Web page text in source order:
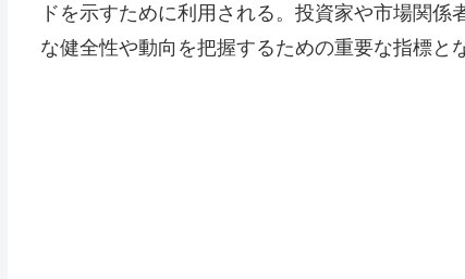
ドを示すために利用される。投資家や市場関
な健全性や動向を把握するための重要な指標と